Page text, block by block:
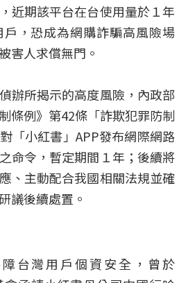
近期該平台在台使用量於１年
，恐成為網購詐騙高風險場
害人求償無門。
辦所揭示的高度風險，內政部
條例》第42條「詐欺犯罪防制
「小紅書」APP發布網際網路
命令，暫定期間１年；後續將
、主動配合我國相關法規並確
議後續處置。
台灣用戶個資安全，曾於